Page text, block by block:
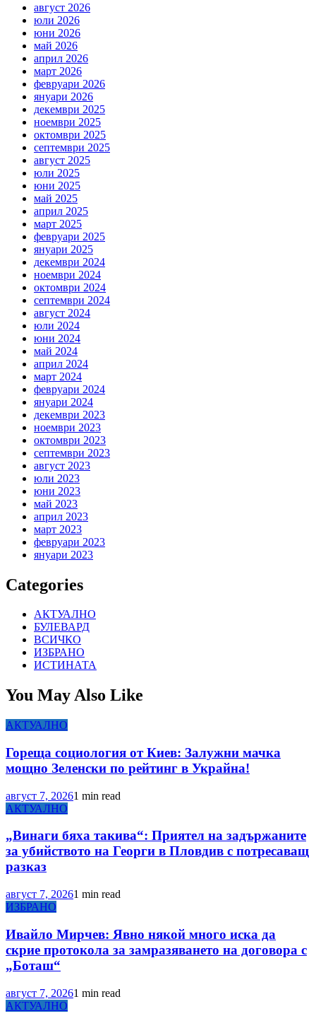
август 2026
юли 2026
юни 2026
май 2026
април 2026
март 2026
февруари 2026
януари 2026
декември 2025
ноември 2025
октомври 2025
септември 2025
август 2025
юли 2025
юни 2025
май 2025
април 2025
март 2025
февруари 2025
януари 2025
декември 2024
ноември 2024
октомври 2024
септември 2024
август 2024
юли 2024
юни 2024
май 2024
април 2024
март 2024
февруари 2024
януари 2024
декември 2023
ноември 2023
октомври 2023
септември 2023
август 2023
юли 2023
юни 2023
май 2023
април 2023
март 2023
февруари 2023
януари 2023
Categories
АКТУАЛНО
БУЛЕВАРД
ВСИЧКО
ИЗБРАНО
ИСТИНАТА
You May Also Like
АКТУАЛНО
Гореща социология от Киев: Залужни мачка
мощно Зеленски по рейтинг в Украйна!
август 7, 20261 min read
АКТУАЛНО
„Винаги бяха такива“: Приятел на задържаните
за убийството на Георги в Пловдив с потресаващ
разказ
август 7, 20261 min read
ИЗБРАНО
Ивайло Мирчев: Явно някой много иска да
скрие протокола за замразяването на договора с
„Боташ“
август 7, 20261 min read
АКТУАЛНО